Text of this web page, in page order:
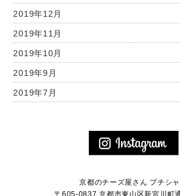
2019年12月
2019年11月
2019年10月
2019年9月
2019年7月
京都のチーズ屋さん プチシ